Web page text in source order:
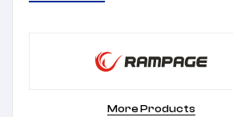
More Products